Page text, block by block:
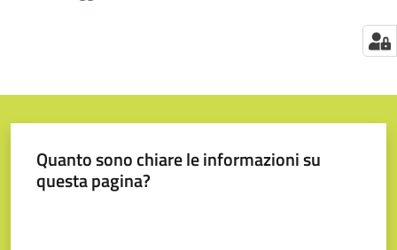
Quanto sono chiare le informazioni su
questa pagina?